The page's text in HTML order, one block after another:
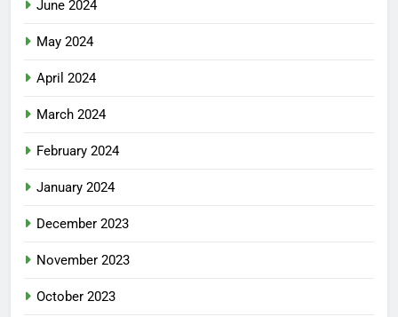
June 2024
May 2024
April 2024
March 2024
February 2024
January 2024
December 2023
November 2023
October 2023